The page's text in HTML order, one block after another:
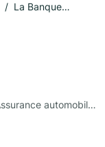
La Banque
Banque · Conseil en gestion d'entreprise · Assurance automobile · Assurance